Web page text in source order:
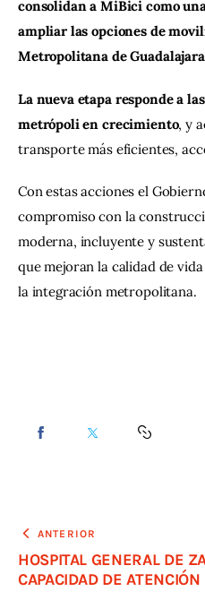
consolidan a MiBici como
ampliar las opciones de
Metropolitana de
La nueva etapa responde a
metrópoli en crecimiento, y
transporte más eficientes,
Con estas acciones el
compromiso con la
moderna, incluyente y
que mejoran la calidad de
la integración metropolitana.
ANTERIOR
HOSPITAL GENERAL DE
CAPACIDAD DE